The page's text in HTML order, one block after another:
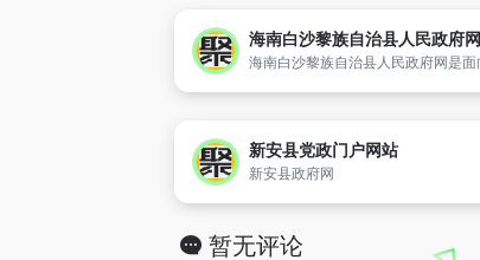
海南白沙黎族自治县人民政府网
新安县党政门户网站
新安县政府网
暂无评论